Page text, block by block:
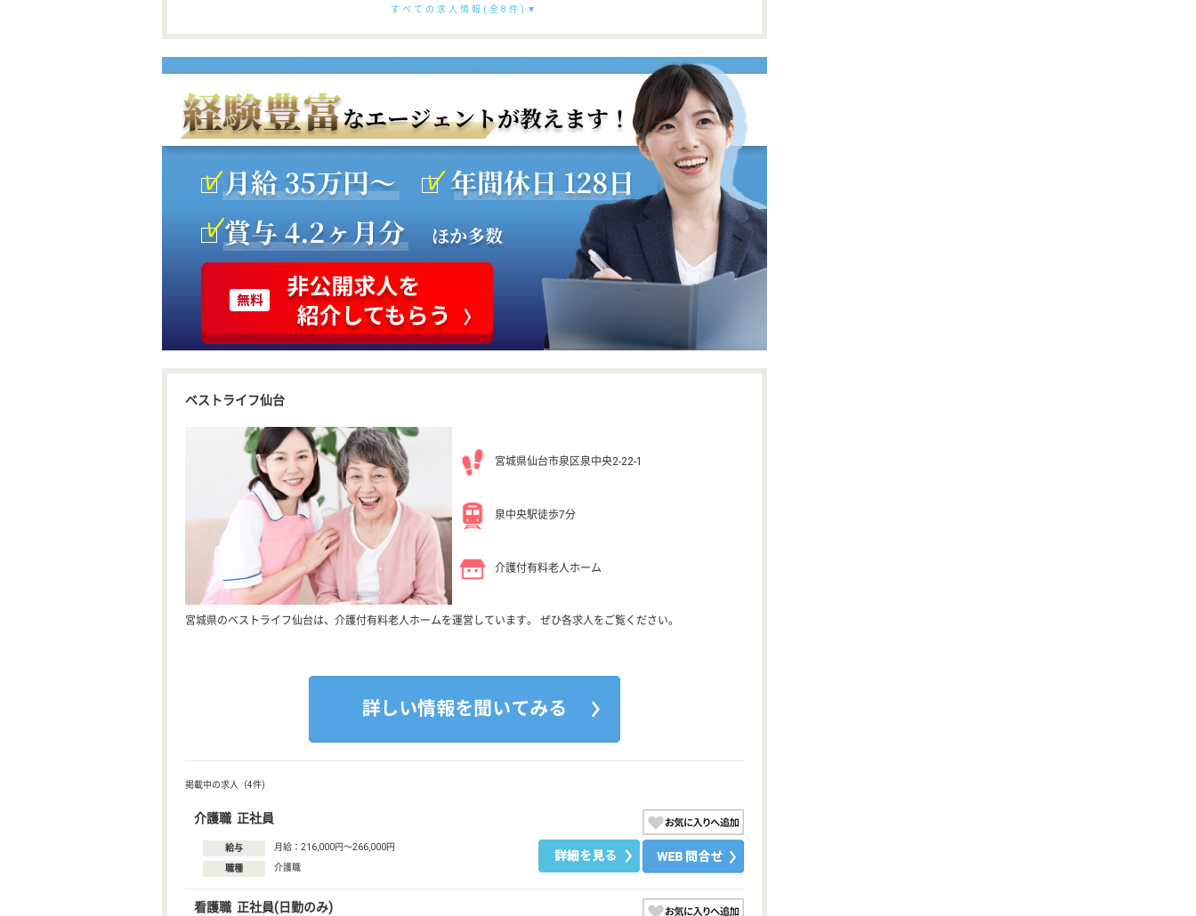
すべての求人情報(全8件)
ベストライフ仙台
宮城県仙台市泉区泉中央2-22-1
泉中央駅徒歩7分
介護付有料老人ホーム
宮城県のベストライフ仙台は、介護付有料老人ホームを運営しています。 ぜひ各求人をご覧ください。
掲載中の求人（4件)
介護職 正社員
給与 月給：216,000円〜266,000円
職種 介護職
看護職 正社員(日勤のみ)